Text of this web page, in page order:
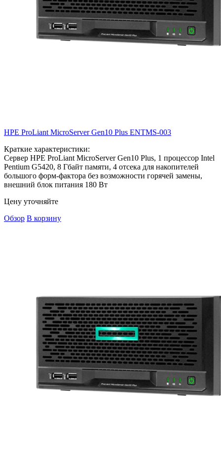
HPE ProLiant MicroServer Gen10 Plus ENTMS-003
Краткие характеристики:
Сервер HPE ProLiant MicroServer Gen10 Plus, 1 процессор Intel
Pentium G5420, 8 Гбайт памяти, 4 отсека для накопителей
большого форм-фактора без возможности горячей замены,
внешний блок питания 180 Вт
Цену уточняйте
Обзор В корзину